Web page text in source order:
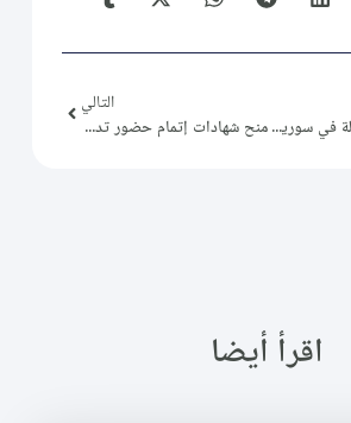
رموز وأعلام الدّولة في سورية (8) فخري البارودي
التالي
منح شهادات إتمام حضور تدريب “نمط التفكير”
اقرأ أيضا